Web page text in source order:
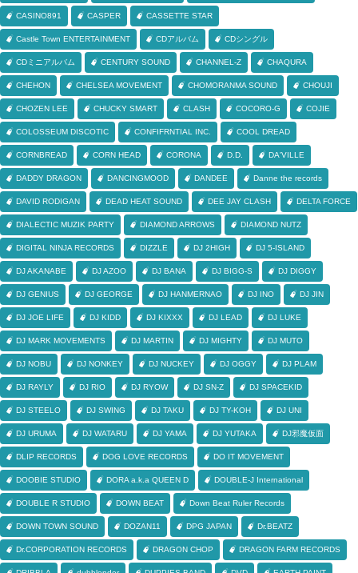
CASINO891 CASPER CASSETTE STAR
Castle Town ENTERTAINMENT CDアルバム CDシングル
CDミニアルバム CENTURY SOUND CHANNEL-Z CHAQURA
CHEHON CHELSEA MOVEMENT CHOMORANMA SOUND CHOUJI
CHOZEN LEE CHUCKY SMART CLASH COCORO-G COJIE
COLOSSEUM DISCOTIC CONFIFRNTIAL INC. COOL DREAD
CORNBREAD CORN HEAD CORONA D.D. DA'VILLE
DADDY DRAGON DANCINGMOOD DANDEE Danne the records
DAVID RODIGAN DEAD HEAT SOUND DEE JAY CLASH DELTA FORCE
DIALECTIC MUZIK PARTY DIAMOND ARROWS DIAMOND NUTZ
DIGITAL NINJA RECORDS DIZZLE DJ 2HIGH DJ 5-ISLAND
DJ AKANABE DJ AZOO DJ BANA DJ BIGG-S DJ DIGGY
DJ GENIUS DJ GEORGE DJ HANMERNAO DJ INO DJ JIN
DJ JOE LIFE DJ KIDD DJ KIXXX DJ LEAD DJ LUKE
DJ MARK MOVEMENTS DJ MARTIN DJ MIGHTY DJ MUTO
DJ NOBU DJ NONKEY DJ NUCKEY DJ OGGY DJ PLAM
DJ RAYLY DJ RIO DJ RYOW DJ SN-Z DJ SPACEKID
DJ STEELO DJ SWING DJ TAKU DJ TY-KOH DJ UNI
DJ URUMA DJ WATARU DJ YAMA DJ YUTAKA DJ邪魔仮面
DLIP RECORDS DOG LOVE RECORDS DO IT MOVEMENT
DOOBIE STUDIO DORA a.k.a QUEEN D DOUBLE-J International
DOUBLE R STUDIO DOWN BEAT Down Beat Ruler Records
DOWN TOWN SOUND DOZAN11 DPG JAPAN Dr.BEATZ
Dr.CORPORATION RECORDS DRAGON CHOP DRAGON FARM RECORDS